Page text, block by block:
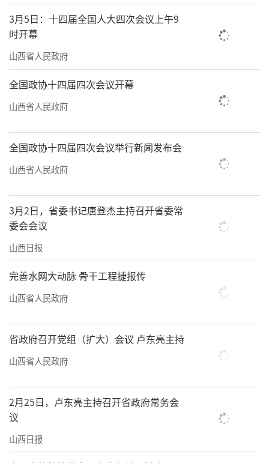
3月5日：十四届全国人大四次会议上午9
时开幕
山西省人民政府
全国政协十四届四次会议开幕
山西省人民政府
全国政协十四届四次会议举行新闻发布会
山西省人民政府
3月2日，省委书记唐登杰主持召开省委常
委会会议
山西日报
完善水网大动脉 骨干工程捷报传
山西省人民政府
省政府召开党组（扩大）会议 卢东亮主持
山西省人民政府
2月25日，卢东亮主持召开省政府常务会
议
山西日报